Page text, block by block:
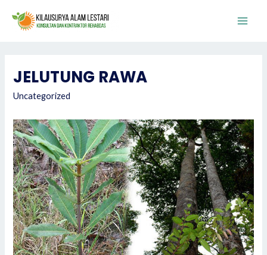
content
JELUTUNG RAWA
Uncategorized